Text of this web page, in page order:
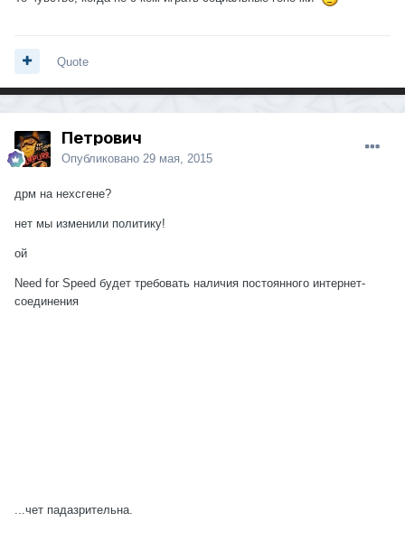
Quote
Петрович
Опубликовано 29 мая, 2015
дрм на нехсгене?
нет мы изменили политику!
ой
Need for Speed будет требовать наличия постоянного интернет-
соединения
...чет падазрительна.